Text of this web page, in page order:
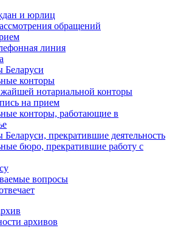
и юрлиц
обращений
линия
Беларуси
конторы
нотариальной конторы
на прием
конторы, работающие в
прекратившие деятельность
бюро, прекратившие работу с
вопросы
архивов